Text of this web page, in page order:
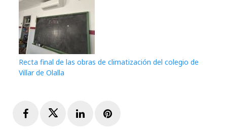
Recta final de las obras de climatización del colegio de
Villar de Olalla
FacebookTwitterLinkedInPinterest